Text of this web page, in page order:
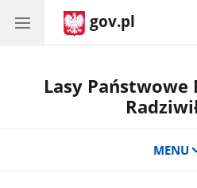
gov.pl
Lasy
MENU